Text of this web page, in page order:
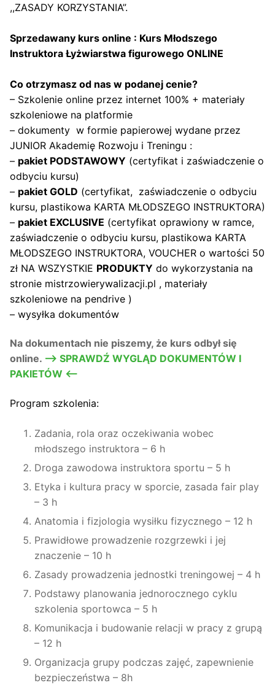
,,ZASADY KORZYSTANIA”.
Sprzedawany kurs online : Kurs Młodszego
Instruktora Łyżwiarstwa figurowego ONLINE
Co otrzymasz od nas w podanej cenie?
– Szkolenie online przez internet 100% + materiały
szkoleniowe na platformie
– dokumenty w formie papierowej wydane przez
JUNIOR Akademię Rozwoju i Treningu :
– pakiet PODSTAWOWY (certyfikat i zaświadczenie o
odbyciu kursu)
– pakiet GOLD (certyfikat, zaświadczenie o odbyciu
kursu, plastikowa KARTA MŁODSZEGO INSTRUKTORA)
– pakiet EXCLUSIVE (certyfikat oprawiony w ramce,
zaświadczenie o odbyciu kursu, plastikowa KARTA
MŁODSZEGO INSTRUKTORA, VOUCHER o wartości 50
zł NA WSZYSTKIE PRODUKTY do wykorzystania na
stronie mistrzowierywalizacji.pl , materiały
szkoleniowe na pendrive )
– wysyłka dokumentów
Na dokumentach nie piszemy, że kurs odbył się
online. –> SPRAWDŹ WYGLĄD DOKUMENTÓW I
PAKIETÓW <—
Program szkolenia:
Zadania, rola oraz oczekiwania wobec
młodszego instruktora – 6 h
Droga zawodowa instruktora sportu – 5 h
Etyka i kultura pracy w sporcie, zasada fair play
– 3 h
Anatomia i fizjologia wysiłku fizycznego – 12 h
Prawidłowe prowadzenie rozgrzewki i jej
znaczenie – 10 h
Zasady prowadzenia jednostki treningowej – 4 h
Podstawy planowania jednorocznego cyklu
szkolenia sportowca – 5 h
Komunikacja i budowanie relacji w pracy z grupą
– 12 h
Organizacja grupy podczas zajęć, zapewnienie
bezpieczeństwa – 8h